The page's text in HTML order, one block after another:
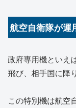
航空自衛隊が運
政府専用機といえ
飛び、相手国に降
この特別機は航空